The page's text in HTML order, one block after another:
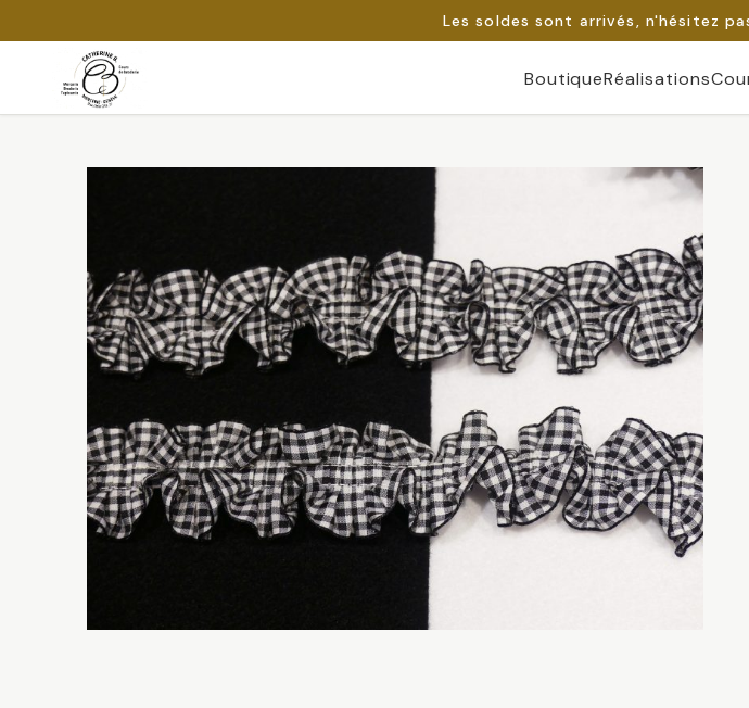
Les soldes sont arrivés, n'hésitez
Passer
BoutiqueRéalisations